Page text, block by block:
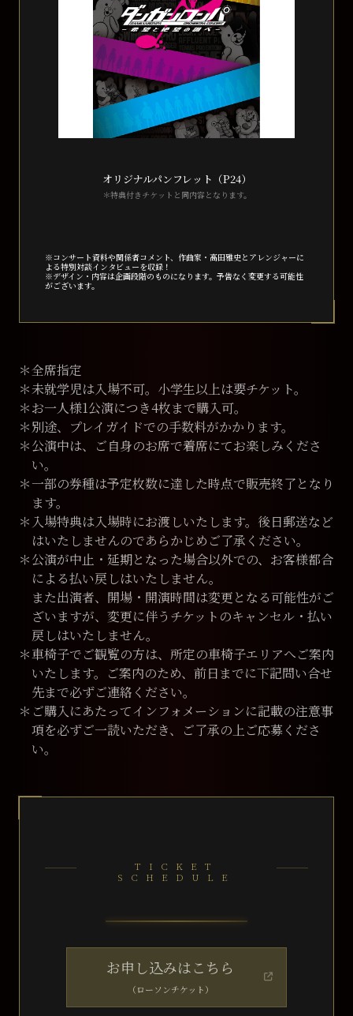
オリジナルパンフレット（P24）
＊特典付きチケットと同内容となります。
※コンサート資料や関係者コメント、作曲家・⾼⽥雅史とアレンジャーに
よる特別対談インタビューを収録！
※デザイン・内容は企画段階のものになります。予告なく変更する可能性
がございます。
＊全席指定
＊未就学児は⼊場不可。⼩学⽣以上は要チケット。
＊お⼀⼈様1公演につき4枚まで購⼊可。
＊別途、プレイガイドでの⼿数料がかかります。
＊公演中は、ご⾃⾝のお席で着席にてお楽しみくださ
い。
＊⼀部の券種は予定枚数に達した時点で販売終了となり
ます。
＊⼊場特典は⼊場時にお渡しいたします。後⽇郵送など
はいたしませんのであらかじめご了承ください。
＊公演が中⽌・延期となった場合以外での、お客様都合
による払い戻しはいたしません。
また出演者、開場・開演時間は変更となる可能性がご
ざいますが、変更に伴うチケットのキャンセル・払い
戻しはいたしません。
＊⾞椅⼦でご観覧の⽅は、所定の⾞椅⼦エリアへご案内
いたします。ご案内のため、前⽇までに下記問い合せ
先まで必ずご連絡ください。
＊ご購⼊にあたってインフォメーションに記載の注意事
項を必ずご⼀読いただき、ご了承の上ご応募くださ
い。
TICKET
SCHEDULE
お申し込みはこちら
（ローソンチケット）